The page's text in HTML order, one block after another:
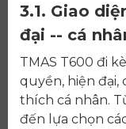
3.1. Giao
đại -- cá
TMAS T600 đi
quyền, hiện đại,
thích cá nhân.
đến lựa chọn